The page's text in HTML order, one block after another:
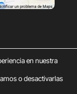
en nuestra
o desactivarlas